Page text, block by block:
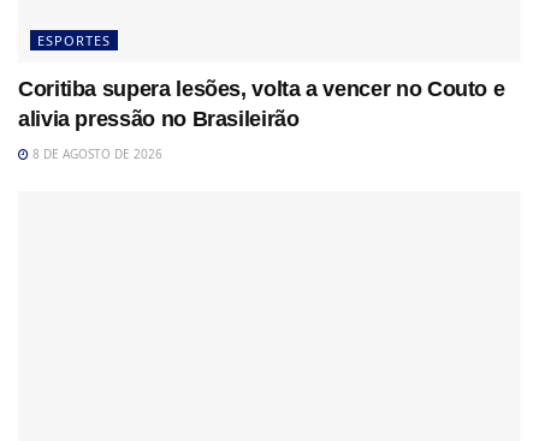
ESPORTES
Coritiba supera lesões, volta a vencer no Couto e
alivia pressão no Brasileirão
8 DE AGOSTO DE 2026